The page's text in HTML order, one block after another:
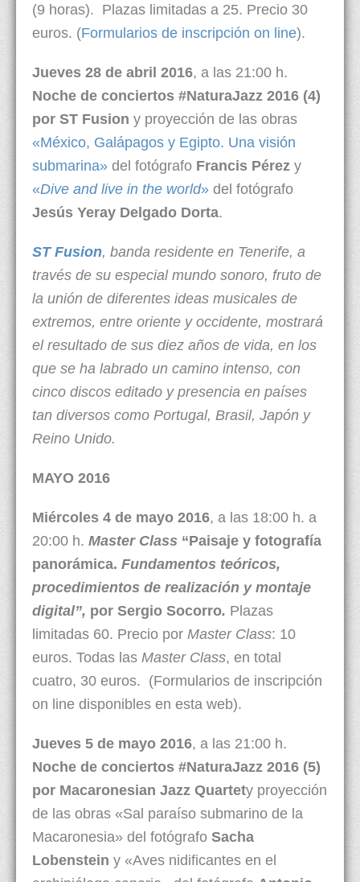
(9 horas). Plazas limitadas a 25. Precio 30
euros. (Formularios de inscripción on line).
Jueves 28 de abril 2016, a las 21:00 h.
Noche de conciertos #NaturaJazz 2016 (4)
por ST Fusion y proyección de las obras
«México, Galápagos y Egipto. Una visión
submarina» del fotógrafo Francis Pérez y
«Dive and live in the world» del fotógrafo
Jesús Yeray Delgado Dorta.
ST Fusion, banda residente en Tenerife, a
través de su especial mundo sonoro, fruto de
la unión de diferentes ideas musicales de
extremos, entre oriente y occidente, mostrará
el resultado de sus diez años de vida, en los
que se ha labrado un camino intenso, con
cinco discos editado y presencia en países
tan diversos como Portugal, Brasil, Japón y
Reino Unido.
MAYO 2016
Miércoles 4 de mayo 2016, a las 18:00 h. a
20:00 h. Master Class “Paisaje y fotografía
panorámica. Fundamentos teóricos,
procedimientos de realización y montaje
digital”, por Sergio Socorro. Plazas
limitadas 60. Precio por Master Class: 10
euros. Todas las Master Class, en total
cuatro, 30 euros. (Formularios de inscripción
on line disponibles en esta web).
Jueves 5 de mayo 2016, a las 21:00 h.
Noche de conciertos #NaturaJazz 2016 (5)
por Macaronesian Jazz Quartety proyección
de las obras «Sal paraíso submarino de la
Macaronesia» del fotógrafo Sacha
Lobenstein y «Aves nidificantes en el